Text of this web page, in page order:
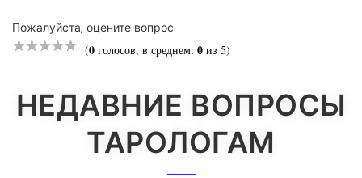
Пожалуйста, оцените вопрос
(0 голосов, в среднем: 0 из 5)
НЕДАВНИЕ ВОПРОСЫ
ТАРОЛОГАМ